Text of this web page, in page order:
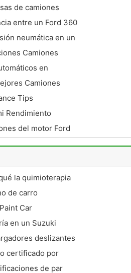
de camiones
entre un Ford 360
neumática en un
Camiones
en
Camiones
Tips
Rendimiento
del motor Ford
la quimioterapia
de carro
Car
en un Suzuki
deslizantes
certificado por
de par